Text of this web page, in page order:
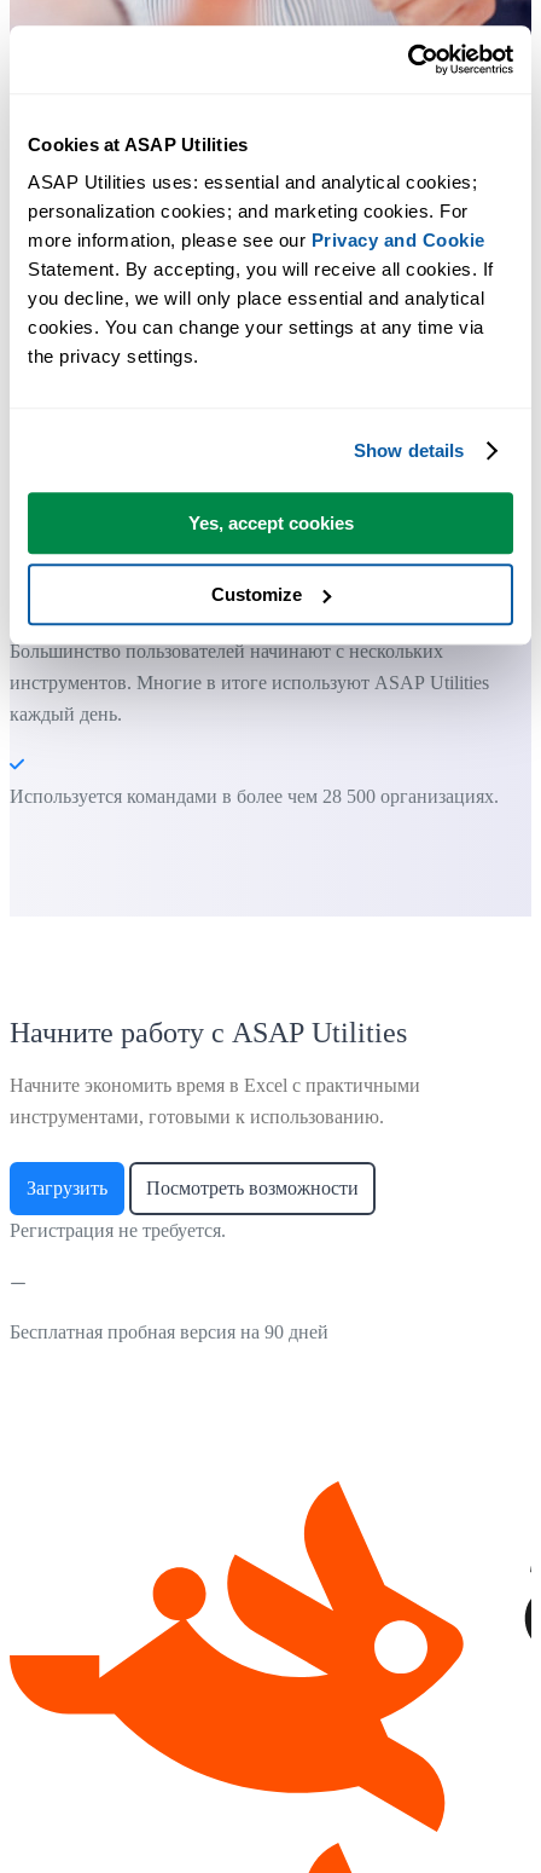
Cookies at ASAP Utilities
ASAP Utilities uses: essential and analytical cookies;
personalization cookies; and marketing cookies. For
more information, please see our Privacy and Cookie
Statement. By accepting, you will receive all cookies. If
you decline, we will only place essential and analytical
cookies. You can change your settings at any time via
the privacy settings.
Show details
Yes, accept cookies
Customize
Практичные инструменты, которых многим пользователям
ASAP Utilities помогает экономить время и делать то, что
Вы можете начать работу сразу. Обучение не требуется.
Большинство пользователей начинают с нескольких
инструментов. Многие в итоге используют ASAP Utilities
каждый день.
Используется командами в более чем 28 500 организациях.
Начните работу с ASAP Utilities
Начните экономить время в Excel с практичными
инструментами, готовыми к использованию.
Загрузить Посмотреть возможности
Регистрация не требуется.
Бесплатная пробная версия на 90 дней